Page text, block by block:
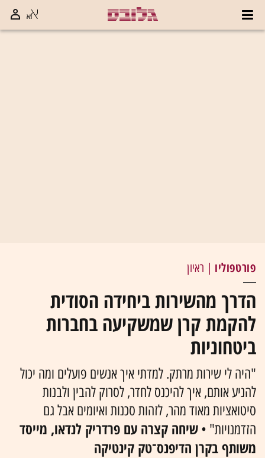
פורטפוליו | ראיון
הדרך מהשירות ביחידה הסודית
להקמת קרן שמשקיעה בחברות
ביטחוניות
"היה לי שירות מרתק. למדתי איך אנשים פועלים ומה יכול
להניע אותם, איך להיכנס לחדר, לסרוק להבין ולבנות
סיטואציות מאוד מהר, לזהות סכנות ואיומים אבל גם
הזדמנויות" • שיחה קצרה עם פרדריק לנדאו, מייסד
משותף בקרן הדיפנס־טק קינטיקה